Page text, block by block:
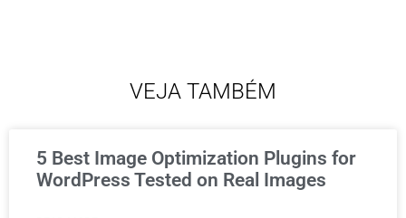
VEJA TAMBÉM
5 Best Image Optimization Plugins for
WordPress Tested on Real Images